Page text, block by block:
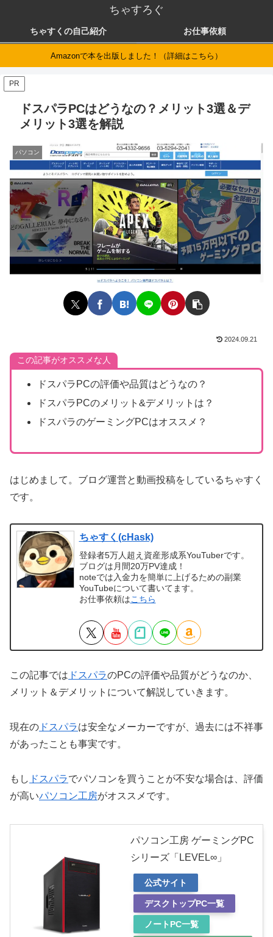
ちゃすろぐ
ちゃすくの自己紹介 お仕事依頼
Amazonで本を出版しました！（詳細はこちら）
PR
ドスパラPCはどうなの？メリット3選＆デ
メリット3選を解説
パソコン
2024.09.21
この記事がオススメな人
ドスパラPCの評価や品質はどうなの？
ドスパラPCのメリット&デメリットは？
ドスパラのゲーミングPCはオススメ？
はじめまして。ブログ運営と動画投稿をしているちゃすく
です。
ちゃすく(cHask)
登録者5万人超え資産形成系YouTuberです。
ブログは月間20万PV達成！
noteでは入金力を簡単に上げるための副業
YouTubeについて書いてます。
お仕事依頼はこちら
この記事では ドスパラのPCの評価や品質がどうなのか、
メリット＆デメリットについて解説していきます。
現在の ドスパラは安全なメーカーですが、過去には不祥事
があったことも事実です。
もし ドスパラでパソコンを買うことが不安な場合は、評価
が高いパソコン工房がオススメです。
パソコン工房 ゲーミングPC
シリーズ「LEVEL∞」
公式サイト
デスクトップPC一覧
ノートPC一覧